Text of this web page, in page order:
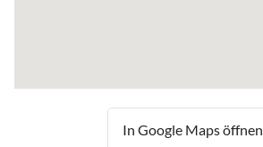
In Google Maps öffnen